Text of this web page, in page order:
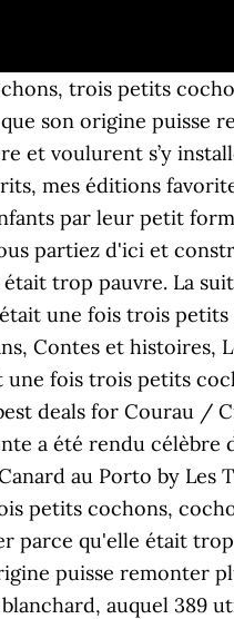
trois petits
son origine
et voulurent s’y
mes éditions
par leur petit
partiez d'ici et
trop pauvre. La
une fois trois
Contes et
fois trois petits
deals for Courau /
a été rendu
au Porto by
petits cochons,
parce qu'elle était
puisse remonter
auquel 389